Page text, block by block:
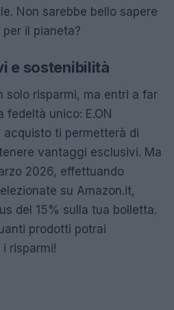
Non sarebbe bello sapere
il pianeta?
e sostenibilità
solo risparmi, ma entri a far
fedeltà unico: E.ON
acquisto ti permetterà di
vantaggi esclusivi. Ma
2026, effettuando
su Amazon.it,
del 15% sulla tua bolletta.
prodotti potrai
risparmi!